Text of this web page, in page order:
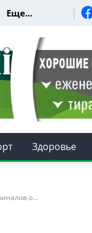
Еще...
Здоровье
о...